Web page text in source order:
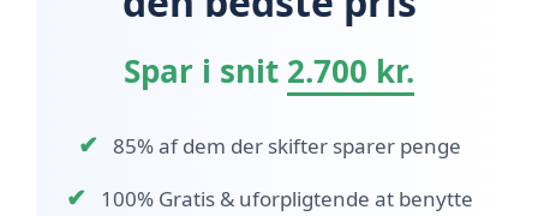
Spar i snit 2.700 kr.
✔ 85% af dem der skifter sparer penge
✔ 100% Gratis & uforpligtende at benytte